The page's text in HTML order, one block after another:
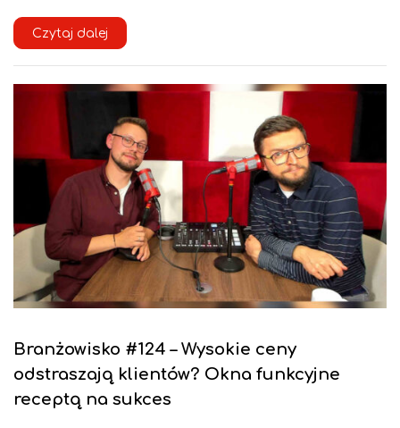
Czytaj dalej
Branżowisko #124 – Wysokie ceny
odstraszają klientów? Okna funkcyjne
receptą na sukces